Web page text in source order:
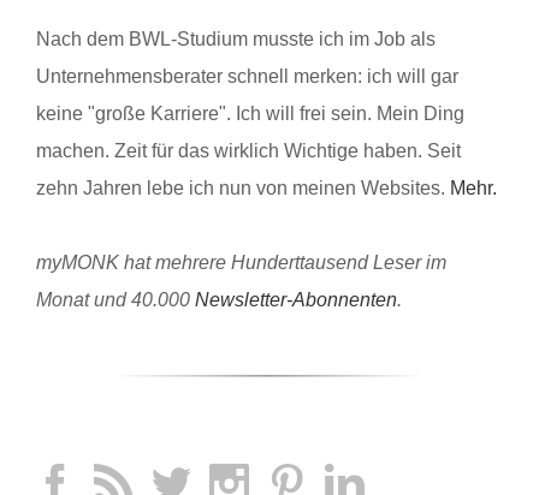
Nach dem BWL-Studium musste ich im Job als
Unternehmensberater schnell merken: ich will gar
keine "große Karriere". Ich will frei sein. Mein Ding
machen. Zeit für das wirklich Wichtige haben. Seit
zehn Jahren lebe ich nun von meinen Websites. Mehr.
myMONK hat mehrere Hunderttausend Leser im
Monat und 40.000 Newsletter-Abonnenten.